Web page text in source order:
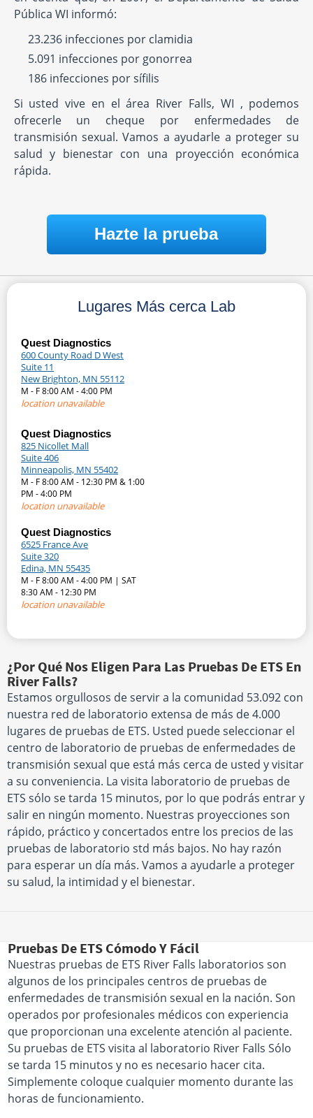
Pública WI informó:
23.236 infecciones por clamidia
5.091 infecciones por gonorrea
186 infecciones por sífilis
Si usted vive en el área River Falls, WI , podemos
ofrecerle un cheque por enfermedades de
transmisión sexual. Vamos a ayudarle a proteger su
salud y bienestar con una proyección económica
rápida.
Hazte la prueba
Lugares Más cerca Lab
Quest Diagnostics
600 County Road D West
Suite 11
New Brighton, MN 55112
M - F 8:00 AM - 4:00 PM
location unavailable
Quest Diagnostics
825 Nicollet Mall
Suite 406
Minneapolis, MN 55402
M - F 8:00 AM - 12:30 PM & 1:00
PM - 4:00 PM
location unavailable
Quest Diagnostics
6525 France Ave
Suite 320
Edina, MN 55435
M - F 8:00 AM - 4:00 PM | SAT
8:30 AM - 12:30 PM
location unavailable
¿Por Qué Nos Eligen Para Las Pruebas De ETS En
River Falls?
Estamos orgullosos de servir a la comunidad 53.092 con
nuestra red de laboratorio extensa de más de 4.000
lugares de pruebas de ETS. Usted puede seleccionar el
centro de laboratorio de pruebas de enfermedades de
transmisión sexual que está más cerca de usted y visitar
a su conveniencia. La visita laboratorio de pruebas de
ETS sólo se tarda 15 minutos, por lo que podrás entrar y
salir en ningún momento. Nuestras proyecciones son
rápido, práctico y concertados entre los precios de las
pruebas de laboratorio std más bajos. No hay razón
para esperar un día más. Vamos a ayudarle a proteger
su salud, la intimidad y el bienestar.
Pruebas De ETS Cómodo Y Fácil
Nuestras pruebas de ETS River Falls laboratorios son
algunos de los principales centros de pruebas de
enfermedades de transmisión sexual en la nación. Son
operados por profesionales médicos con experiencia
que proporcionan una excelente atención al paciente.
Su pruebas de ETS visita al laboratorio River Falls Sólo
se tarda 15 minutos y no es necesario hacer cita.
Simplemente coloque cualquier momento durante las
horas de funcionamiento.